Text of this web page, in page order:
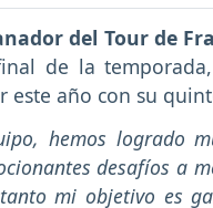
del Tour de
de la
este año con su
hemos logrado
desafíos a
mi objetivo es